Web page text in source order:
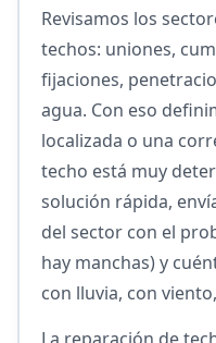
Revisamos los
techos: uniones,
fijaciones,
agua. Con eso
localizada o una
techo está muy
solución rápida,
del sector con el
hay manchas) y
con lluvia, con
La reparación de